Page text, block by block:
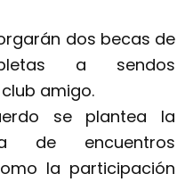
dos becas de
a sendos
amigo.
se plantea la
de encuentros
la participación